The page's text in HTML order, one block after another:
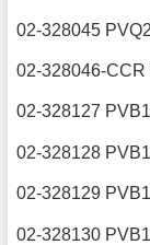
02-328045
02-328046-
02-328127
02-328128
02-328129
02-328130